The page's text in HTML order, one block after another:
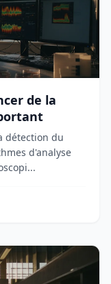
de la
détection du
d'analyse